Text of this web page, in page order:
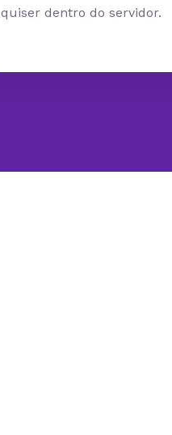
quiser dentro do servidor.